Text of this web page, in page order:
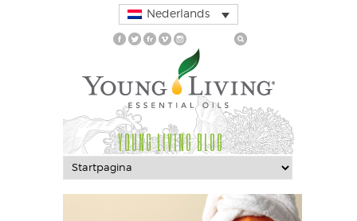
Nederlands
YOUNG LIVING BLOG